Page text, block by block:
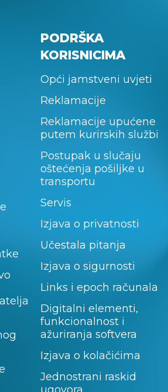
PODRŠKA
KORISNICIMA
Opći jamstveni uvjeti
Reklamacije
Reklamacije upućene
putem kurirskih službi
Postupak u slučaju
oštećenja pošiljke u
transportu
Servis
Izjava o privatnosti
Učestala pitanja
Izjava o sigurnosti
Links i epoch računala
Digitalni elementi,
funkcionalnost i
ažuriranja softvera
Izjava o kolačićima
Jednostrani raskid